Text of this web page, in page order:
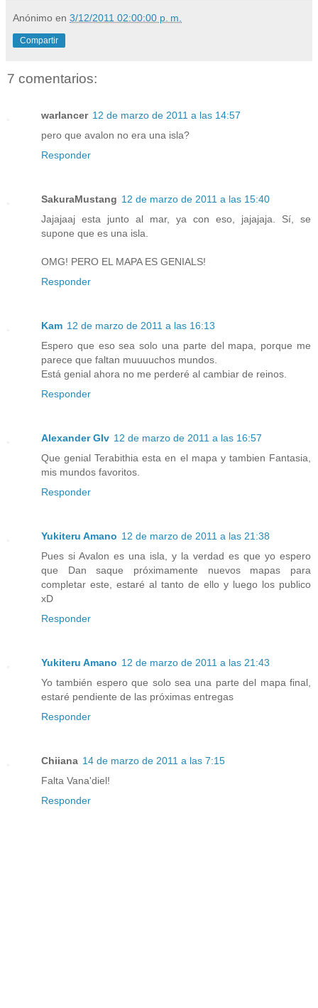
Anónimo en 3/12/2011 02:00:00 p. m.
Compartir
7 comentarios:
warlancer 12 de marzo de 2011 a las 14:57
pero que avalon no era una isla?
Responder
SakuraMustang 12 de marzo de 2011 a las 15:40
Jajajaaj esta junto al mar, ya con eso, jajajaja. Sí, se
supone que es una isla.
OMG! PERO EL MAPA ES GENIALS!
Responder
Kam 12 de marzo de 2011 a las 16:13
Espero que eso sea solo una parte del mapa, porque me
parece que faltan muuuuchos mundos.
Está genial ahora no me perderé al cambiar de reinos.
Responder
Alexander Glv 12 de marzo de 2011 a las 16:57
Que genial Terabithia esta en el mapa y tambien Fantasia,
mis mundos favoritos.
Responder
Yukiteru Amano 12 de marzo de 2011 a las 21:38
Pues si Avalon es una isla, y la verdad es que yo espero
que Dan saque próximamente nuevos mapas para
completar este, estaré al tanto de ello y luego los publico
xD
Responder
Yukiteru Amano 12 de marzo de 2011 a las 21:43
Yo también espero que solo sea una parte del mapa final,
estaré pendiente de las próximas entregas
Responder
Chiiana 14 de marzo de 2011 a las 7:15
Falta Vana'diel!
Responder